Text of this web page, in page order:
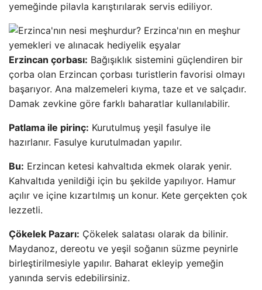
yemeğinde pilavla karıştırılarak servis ediliyor.
Erzincan çorbası: Bağışıklık sistemini güçlendiren bir
çorba olan Erzincan çorbası turistlerin favorisi olmayı
başarıyor. Ana malzemeleri kıyma, taze et ve salçadır.
Damak zevkine göre farklı baharatlar kullanılabilir.
Patlama ile pirinç: Kurutulmuş yeşil fasulye ile
hazırlanır. Fasulye kurutulmadan yapılır.
Bu: Erzincan ketesi kahvaltıda ekmek olarak yenir.
Kahvaltıda yenildiği için bu şekilde yapılıyor. Hamur
açılır ve içine kızartılmış un konur. Kete gerçekten çok
lezzetli.
Çökelek Pazarı: Çökelek salatası olarak da bilinir.
Maydanoz, dereotu ve yeşil soğanın süzme peynirle
birleştirilmesiyle yapılır. Baharat ekleyip yemeğin
yanında servis edebilirsiniz.